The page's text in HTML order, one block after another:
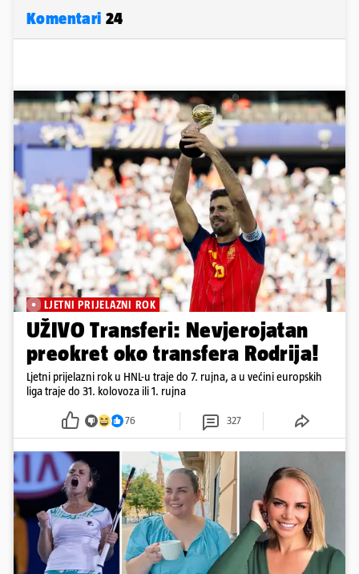
Komentari 24
LJETNI PRIJELAZNI ROK
UŽIVO Transferi: Nevjerojatan
preokret oko transfera Rodrija!
Ljetni prijelazni rok u HNL-u traje do 7. rujna, a u većini europskih
liga traje do 31. kolovoza ili 1. rujna
76 327